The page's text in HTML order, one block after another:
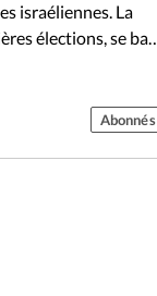
israéliennes. La
élections, se bat
Abonnés